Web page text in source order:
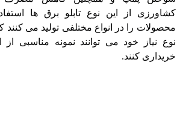
کشاورزی از این نوع تابلو برق ها
محصولات را در انواع مختلفی تولید می کنند
نوع نیاز خود می توانند نمونه مناسبی از
خریداری کنند.